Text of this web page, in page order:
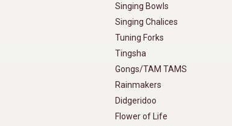
Singing Bowls
Singing Chalices
Tuning Forks
Tingsha
Gongs/TAM TAMS
Rainmakers
Didgeridoo
Flower of Life